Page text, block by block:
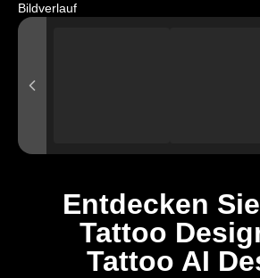
Bildverlauf
Entdecken
Tattoo
Tattoo AI